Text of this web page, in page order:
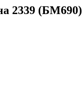
2339 (БМ690)